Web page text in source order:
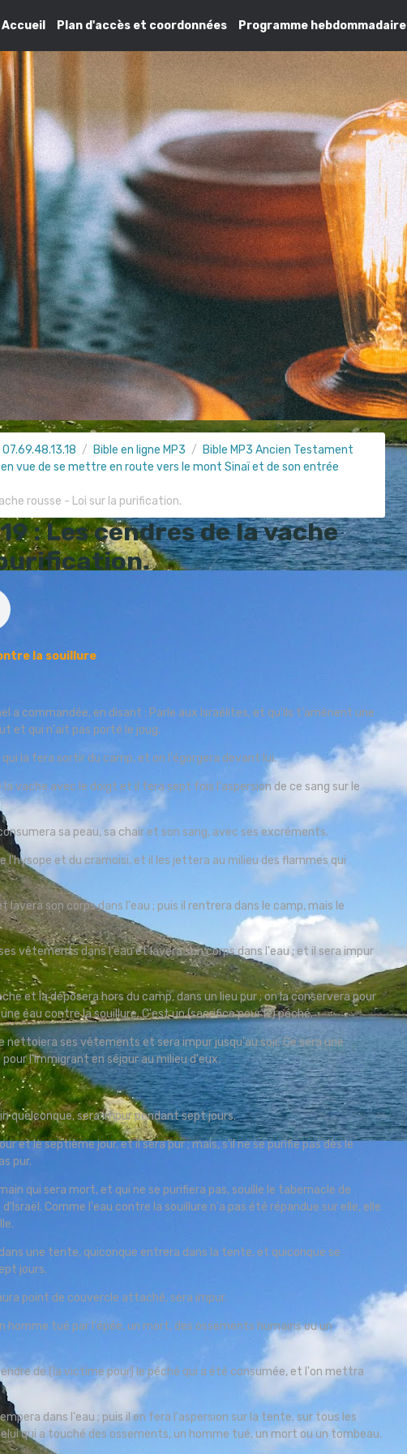
Accueil Plan d'accès et coordonnées Programme hebdommadaire
07.69.48.13.18 Bible en ligne MP3
Bible MP3 Ancien Testament
vue de se mettre en route vers le mont Sinaï et de son entrée
rousse - Loi sur la purification.
: Les cendres de la vache
la souillure
a commandée, en disant : Parle aux Israélites, et qu'ils t'amènent une
et qui n'ait pas porté le joug.
la fera sortir du camp, et on l'égorgera devant lui.
vache avec le doigt et il fera sept fois l'aspersion de ce sang sur le
sa peau, sa chair et son sang, avec ses excréments.
l'hysope et du cramoisi, et il les jettera au milieu des flammes qui
son corps dans l'eau ; puis il rentrera dans le camp, mais le
vêtements dans l'eau et lavera son corps dans l'eau ; et il sera impur
et la déposera hors du camp, dans un lieu pur ; on la conservera pour
eau contre la souillure. C'est un (sacrifice pour le) péché.
nettoiera ses vêtements et sera impur jusqu'au soir. Ce sera une
l'immigrant en séjour au milieu d'eux.
quelconque, sera impur pendant sept jours.
et le septième jour, et il sera pur ; mais, s'il ne se purifie pas dès le
pur.
qui sera mort, et qui ne se purifiera pas, souille le tabernacle de
Comme l'eau contre la souillure n'a pas été répandue sur elle, elle
une tente, quiconque entrera dans la tente, et quiconque se
jours.
point de couvercle attaché, sera impur.
homme tué par l'épée, un mort, des ossements humains ou un
de (la victime pour) le péché qui a été consumée, et l'on mettra
dans l'eau ; puis il en fera l'aspersion sur la tente, sur tous les
qui a touché des ossements, un homme tué, un mort ou un tombeau.